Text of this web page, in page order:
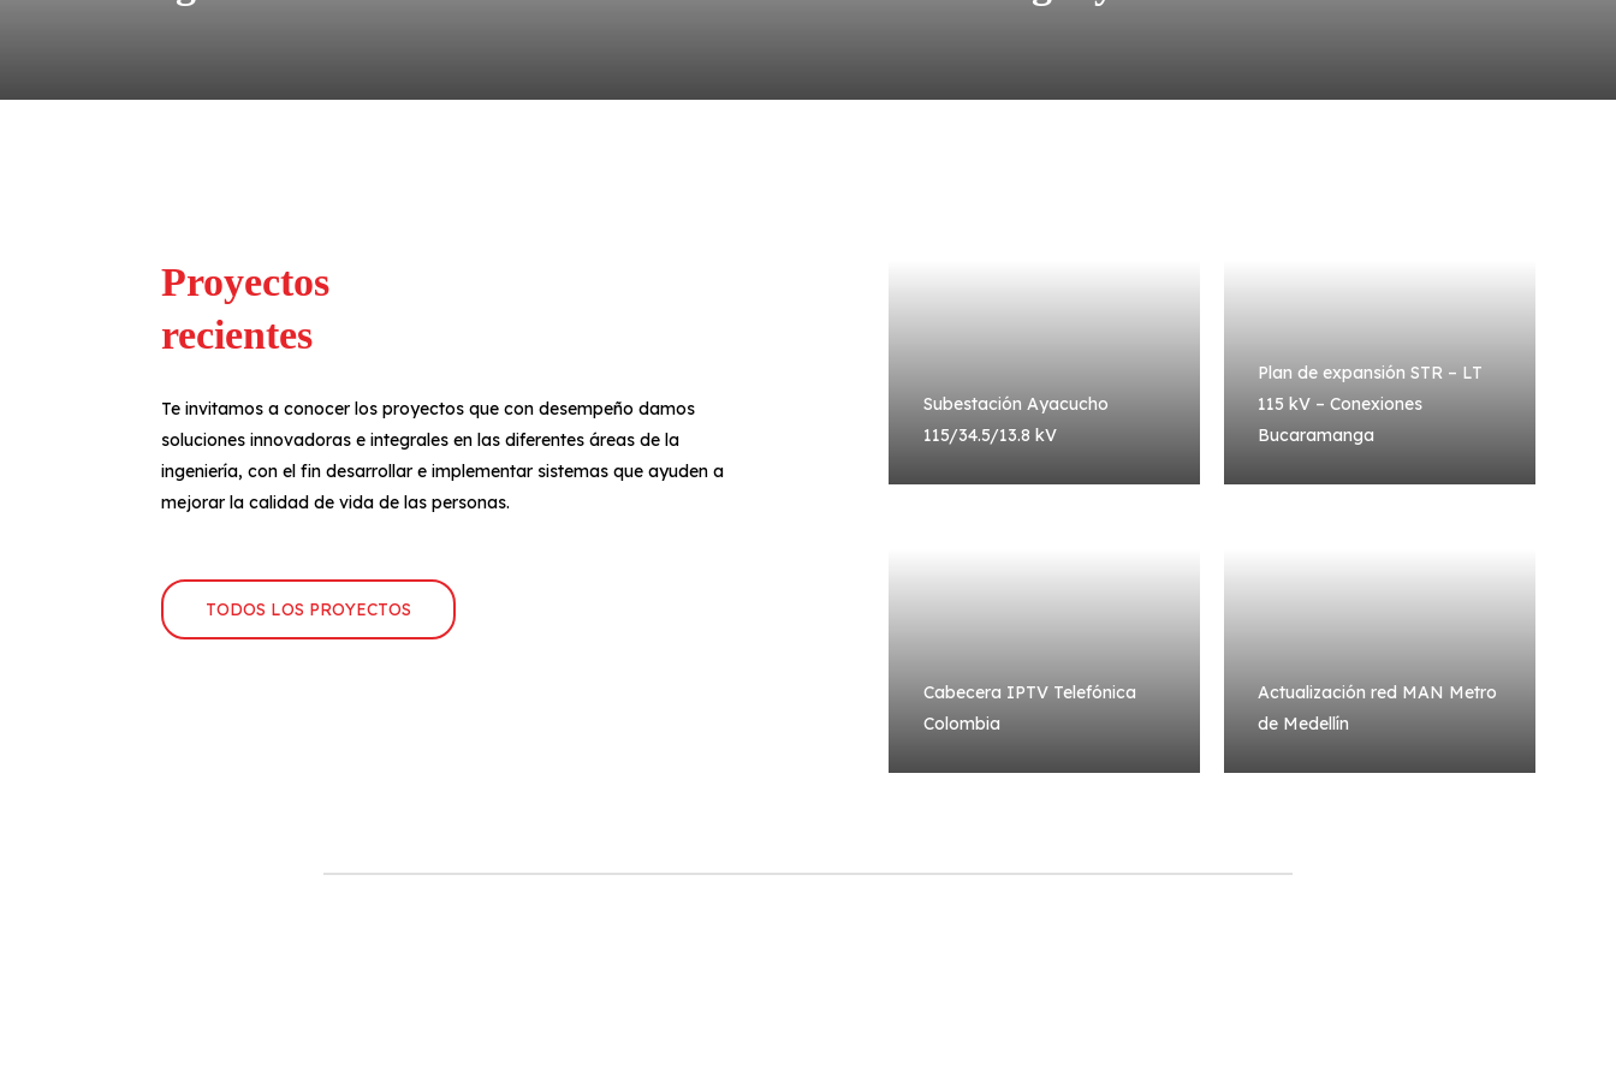
Proyectos
recientes
Te invitamos a conocer los proyectos que con desempeño damos
soluciones innovadoras e integrales en las diferentes áreas de la
ingeniería, con el fin desarrollar e implementar sistemas que ayuden a
mejorar la calidad de vidade las personas.
TODOS LOS PROYECTOS
Subestación Ayacucho
115/34.5/13.8 kV
Plan de expansión STR – LT
115 kV – Conexiones
Bucaramanga
Cabecera IPTV Telefónica
Colombia
Actualización red MAN Metro
de Medellín